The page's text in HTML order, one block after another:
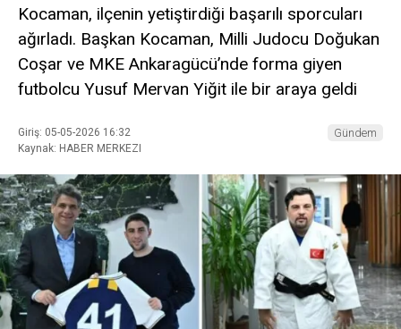
Kocaman, ilçenin yetiştirdiği başarılı sporcuları
ağırladı. Başkan Kocaman, Milli Judocu Doğukan
Coşar ve MKE Ankaragücü’nde forma giyen
futbolcu Yusuf Mervan Yiğit ile bir araya geldi
Giriş: 05-05-2026 16:32
Kaynak: HABER MERKEZI
Gündem